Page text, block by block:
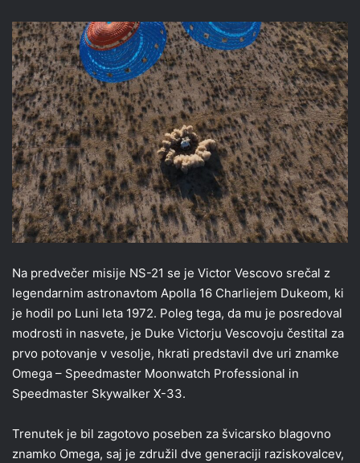
Na predvečer misije NS-21 se je Victor Vescovo srečal z
legendarnim astronavtom Apolla 16 Charliejem Dukeom, ki
je hodil po Luni leta 1972. Poleg tega, da mu je posredoval
modrosti in nasvete, je Duke Victorju Vescovoju čestital za
prvo potovanje v vesolje, hkrati predstavil dve uri znamke
Omega – Speedmaster Moonwatch Professional in
Speedmaster Skywalker X-33.
Trenutek je bil zagotovo poseben za švicarsko blagovno
znamko Omega, saj je združil dve generaciji raziskovalcev,